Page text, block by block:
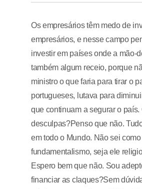
Os empresários têm medo de
empresários, e nesse campo
investir em países onde a mão-
também algum receio, porque
ministro o que faria para tirar o
portugueses, lutava para
que continuam a segurar o
desculpas?Penso que não.
em todo o Mundo. Não sei
fundamentalismo, seja ele
Espero bem que não. Sou
financiar as claques?Sem